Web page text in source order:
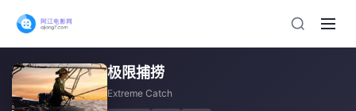
极限捕捞
Extreme Catch